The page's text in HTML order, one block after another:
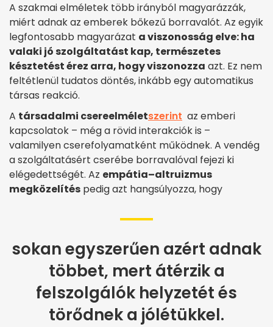
A szakmai elméletek több irányból magyarázzák,
miért adnak az emberek bőkezű borravalót. Az egyik
legfontosabb magyarázat a viszonosság elve: ha
valaki jó szolgáltatást kap, természetes
késztetést érez arra, hogy viszonozza azt. Ez nem
feltétlenül tudatos döntés, inkább egy automatikus
társas reakció.
A társadalmi csereelméletszerint az emberi
kapcsolatok – még a rövid interakciók is –
valamilyen cserefolyamatként működnek. A vendég
a szolgáltatásért cserébe borravalóval fejezi ki
elégedettségét. Az empátia–altruizmus
megközelítés pedig azt hangsúlyozza, hogy
sokan egyszerűen azért adnak
többet, mert átérzik a
felszolgálók helyzetét és
törődnek a jólétükkel.